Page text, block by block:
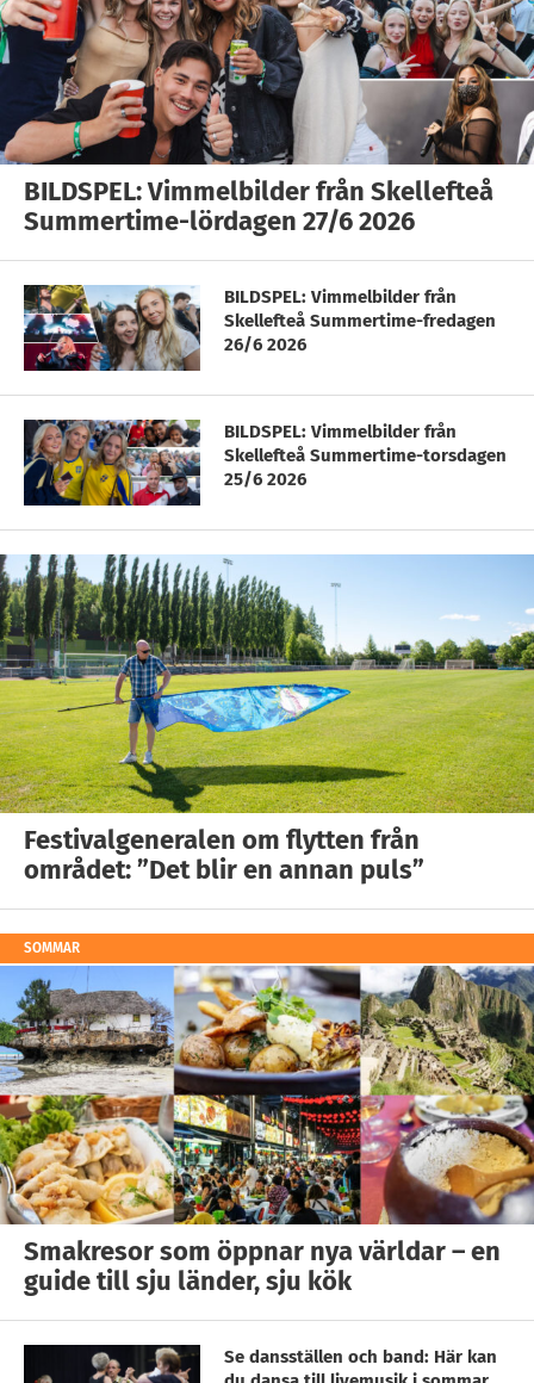
BILDSPEL: Vimmelbilder från Skellefteå
Summertime-lördagen 27/6 2026
BILDSPEL: Vimmelbilder från
Skellefteå Summertime-fredagen
26/6 2026
BILDSPEL: Vimmelbilder från
Skellefteå Summertime-torsdagen
25/6 2026
Festivalgeneralen om flytten från
området: ”Det blir en annan puls”
SOMMAR
Smakresor som öppnar nya världar – en
guide till sju länder, sju kök
Se dansställen och band: Här kan